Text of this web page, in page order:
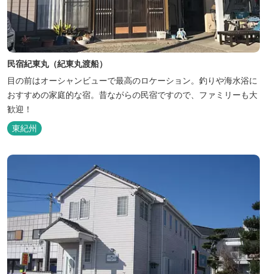
民宿紀東丸（紀東丸渡船）
目の前はオーシャンビューで最高のロケーション。釣りや海水浴に
おすすめの家庭的な宿。昔ながらの民宿ですので、ファミリーも大
歓迎！
東紀州